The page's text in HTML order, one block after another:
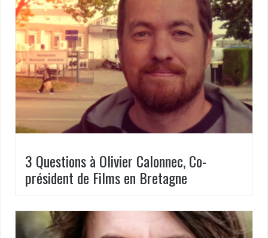
3 Questions à Olivier Calonnec, Co-
président de Films en Bretagne